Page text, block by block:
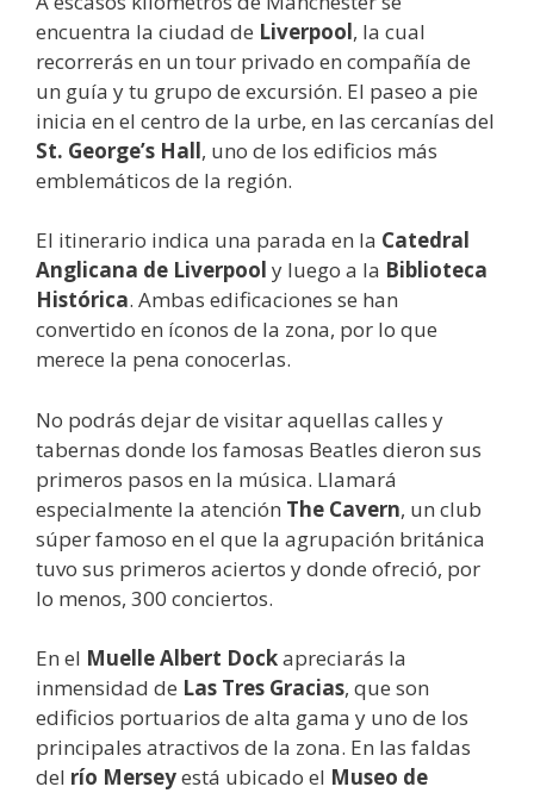
encuentra la ciudad de Liverpool, la cual
recorrerás en un tour privado en compañía de
un guía y tu grupo de excursión. El paseo a pie
inicia en el centro de la urbe, en las cercanías del
St. George’s Hall, uno de los edificios más
emblemáticos de la región.
El itinerario indica una parada en la Catedral
Anglicana de Liverpool y luego a la Biblioteca
Histórica. Ambas edificaciones se han
convertido en íconos de la zona, por lo que
merece la pena conocerlas.
No podrás dejar de visitar aquellas calles y
tabernas donde los famosas Beatles dieron sus
primeros pasos en la música. Llamará
especialmente la atención The Cavern, un club
súper famoso en el que la agrupación británica
tuvo sus primeros aciertos y donde ofreció, por
lo menos, 300 conciertos.
En el Muelle Albert Dockapreciarás la
inmensidad de Las Tres Gracias, que son
edificios portuarios de alta gama y uno de los
principales atractivos de la zona. En las faldas
del río Merseyestá ubicado el Museo de